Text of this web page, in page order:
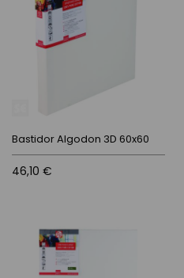
Bastidor Algodon 3D 60x60
46,10 €